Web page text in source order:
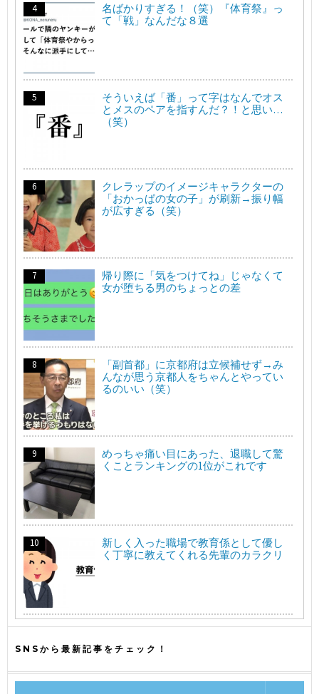
名ばかりすぎる！（笑）『体育祭』っ
て「戦」なんだな８選
そういえば「番」って字はなんでオス
とメスのペアを指すんだ？！と思い…
（笑）
クレラップのイメージキャラクターの
「おかっぱの女の子」が刷新→振り幅
が広すぎる（笑）
帰り際に「気をつけてね」じゃなくて
女が堕ちる男のちょっとの差
「副首都」に京都府は立候補せず→み
んなが思う京都人をちゃんとやってい
るのいい（笑）
めっちゃ痛い目にあった、退職して驚
くことランキングの1位がこれです
新しく入った職場で教育係として優し
く丁寧に教えてくれる先輩のカラクリ
SNSから最新記事をチェック！